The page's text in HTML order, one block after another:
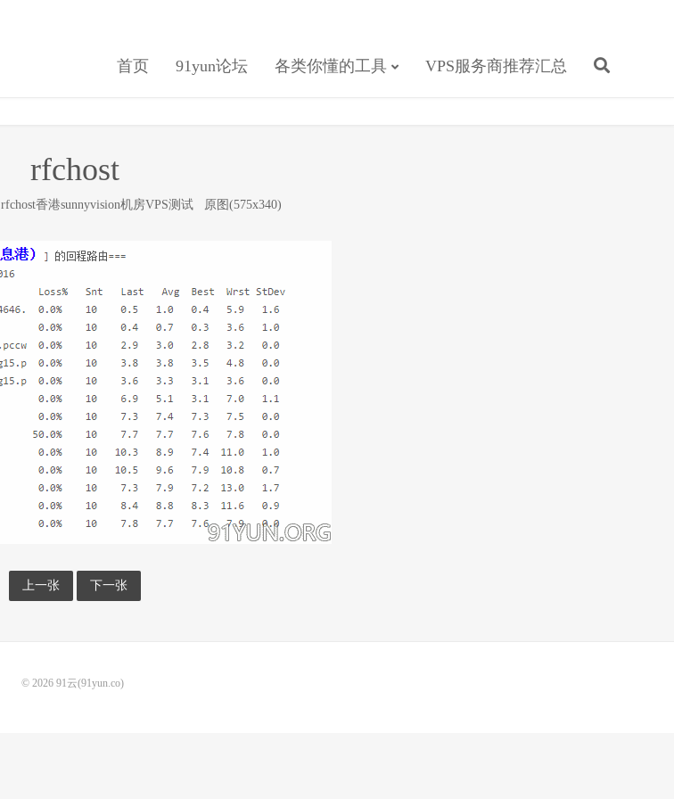
首页 91yun论坛 各类你懂的工具 VPS服务商推荐汇总
rfchost
rfchost香港sunnyvision机房VPS测试 原图(575x340)
上一张 下一张
© 2026 91云(91yun.co)